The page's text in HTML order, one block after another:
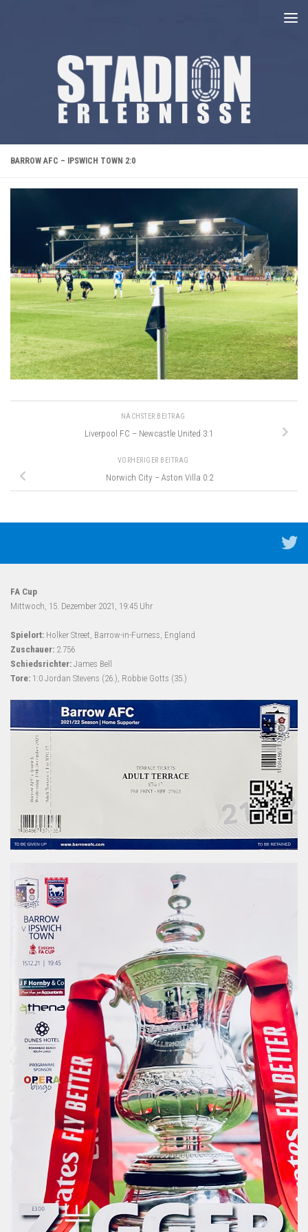
BARROW AFC – IPSWICH TOWN 2:0
NÄCHSTER BEITRAG
Liverpool FC – Newcastle United 3:1
VORHERIGER BEITRAG
Norwich City – Aston Villa 0:2
FA Cup
Mittwoch, 15. Dezember 2021, 19:45 Uhr
Spielort: Holker Street, Barrow-in-Furness, England
Zuschauer: 2.756
Schiedsrichter: James Bell
Tore: 1:0 Jordan Stevens (26.), Robbie Gotts (35.)